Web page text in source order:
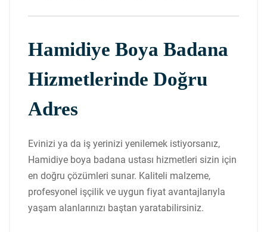
Hamidiye Boya Badana
Hizmetlerinde Doğru
Adres
Evinizi ya da iş yerinizi yenilemek istiyorsanız,
Hamidiye boya badana ustası hizmetleri sizin için
en doğru çözümleri sunar. Kaliteli malzeme,
profesyonel işçilik ve uygun fiyat avantajlarıyla
yaşam alanlarınızı baştan yaratabilirsiniz.